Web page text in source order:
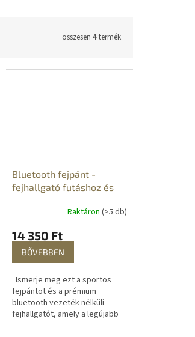
összesen 4termék
Bluetooth fejpánt -
fejhallgató futáshoz és
Raktáron (>5 db)
14 350 Ft
BŐVEBBEN
Ismerje meg ezt a sportos
fejpántot és a prémium
bluetooth vezeték nélküli
fejhallgatót, amely a legújabb